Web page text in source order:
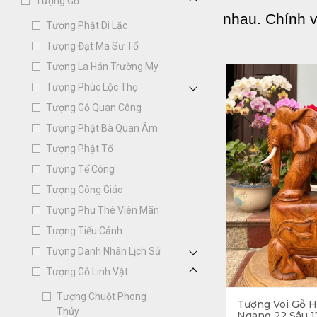
Tượng Phật Di Lặc
Tượng Đạt Ma Sư Tổ
Tượng La Hán Trường My
Tượng Phúc Lộc Thọ
Tượng Gỗ Quan Công
Tượng Phật Bà Quan Âm
Tượng Phật Tổ
Tượng Tế Công
Tượng Công Giáo
Tượng Phu Thê Viên Mãn
Tượng Tiểu Cảnh
Tượng Danh Nhân Lịch Sử
Tượng Gỗ Linh Vật
Tượng Chuột Phong
Thủy
nhau. Chính
tượng Voi.
khác nhau.
chung của
tượng voi
1. Ý nghĩa
1.1. Tượng
Trong tiếng
nhiều nhà
thuận lợi, suôn
Tượng Voi Gỗ